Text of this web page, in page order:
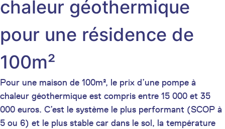
chaleur géothermique
pour une résidence de
100m²
Pour une maison de 100m², le prix d’une pompe à
chaleur géothermique est compris entre 15 000 et 35
000 euros. C’est le système le plus performant (SCOP à
5 ou 6) et le plus stable car dans le sol, la température